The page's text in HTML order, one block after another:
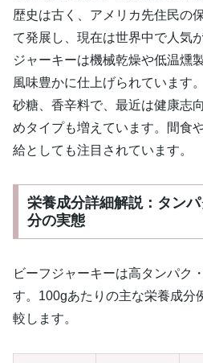
歴史は古く、アメリカ先住民の
て発展し、現在は世界中で人気
ジャーキーは機械乾燥や低温燻
風味豊かに仕上げられています
砂糖、香辛料で、最近は健康志
めタイプも増えています。間食
給としても注目されています。
栄養成分詳細解説：タン
分の実態
ビーフジャーキーは高タンパク
す。100gあたりの主な栄養成分
較します。